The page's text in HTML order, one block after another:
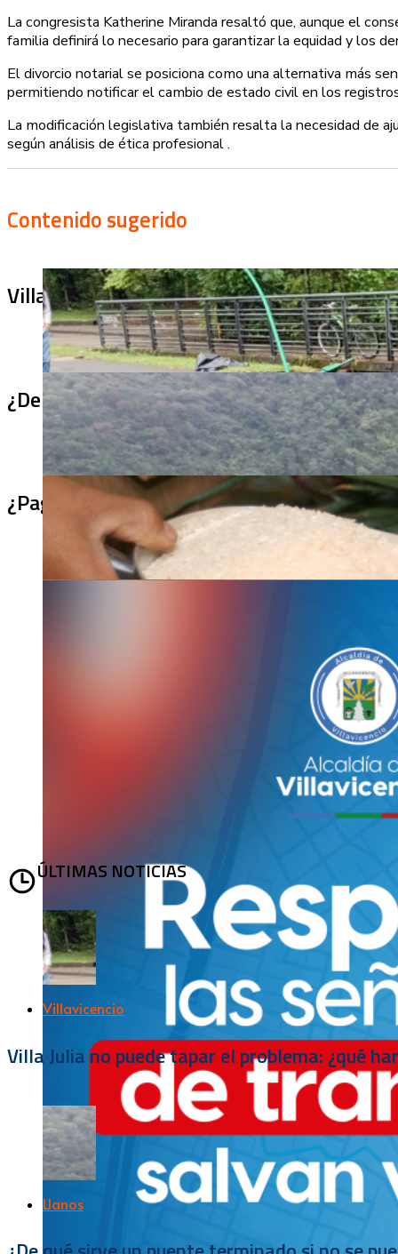
La congresista Katherine Miranda resaltó que, aunque el
familia definirá lo necesario para garantizar la equidad y los
El divorcio notarial se posiciona como una alternativa más
permitiendo notificar el cambio de estado civil en los
La modificación legislativa también resalta la necesidad de
según análisis de ética profesional .
Contenido sugerido
Villa Julia no puede tapar el problema:
¿De qué sirve un puente terminado si no
¿Pagaron menos de lo permitido por el
ÚLTIMAS NOTICIAS
Villavicencio
Villa Julia no puede tapar el problema: ¿qué
Llanos